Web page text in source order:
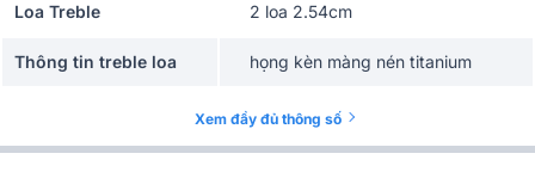
Loa Treble 2 loa 2.54cm
Thông tin treble loa họng kèn màng nén titanium
1 treble
Xem đầy đủ thông số